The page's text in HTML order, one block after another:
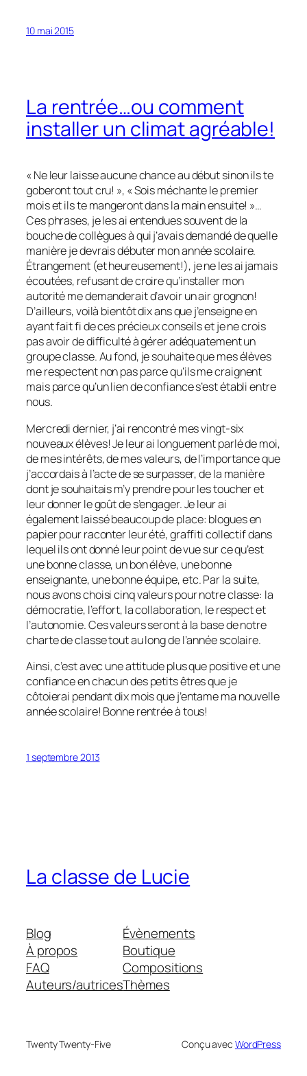
10 mai 2015
La rentrée…ou comment
installer un climat agréable!
« Ne leur laisse aucune chance au début sinon ils te
goberont tout cru! », « Sois méchante le premier
mois et ils te mangeront dans la main ensuite! »…
Ces phrases, je les ai entendues souvent de la
bouche de collègues à qui j’avais demandé de quelle
manière je devrais débuter mon année scolaire.
Étrangement (et heureusement!), je ne les ai jamais
écoutées, refusant de croire qu’installer mon
autorité me demanderait d’avoir un air grognon!
D’ailleurs, voilà bientôt dix ans que j’enseigne en
ayant fait fi de ces précieux conseils et je ne crois
pas avoir de difficulté à gérer adéquatement un
groupe classe. Au fond, je souhaite que mes élèves
me respectent non pas parce qu’ils me craignent
mais parce qu’un lien de confiance s’est établi entre
nous.
Mercredi dernier, j’ai rencontré mes vingt-six
nouveaux élèves! Je leur ai longuement parlé de moi,
de mes intérêts, de mes valeurs, de l’importance que
j’accordais à l’acte de se surpasser, de la manière
dont je souhaitais m’y prendre pour les toucher et
leur donner le goût de s’engager. Je leur ai
également laissé beaucoup de place: blogues en
papier pour raconter leur été, graffiti collectif dans
lequel ils ont donné leur point de vue sur ce qu’est
une bonne classe, un bon élève, une bonne
enseignante, une bonne équipe, etc. Par la suite,
nous avons choisi cinq valeurs pour notre classe: la
démocratie, l’effort, la collaboration, le respect et
l’autonomie. Ces valeurs seront à la base de notre
charte de classe tout au long de l’année scolaire.
Ainsi, c’est avec une attitude plus que positive et une
confiance en chacun des petits êtres que je
côtoierai pendant dix mois que j’entame ma nouvelle
année scolaire! Bonne rentrée à tous!
1 septembre 2013
La classe de Lucie
Blog
À propos
FAQ
Auteurs/autrices
Évènements
Boutique
Compositions
Thèmes
Twenty Twenty-Five Conçu avec WordPress